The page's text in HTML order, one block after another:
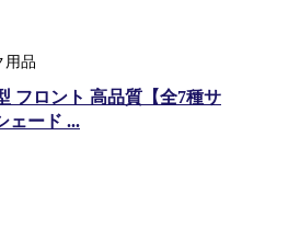
用品
フロント 高品質【全7種サ
ェード ...